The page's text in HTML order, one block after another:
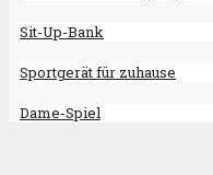
Sit-Up-Bank
Sportgerät für zuhause
Dame-Spiel